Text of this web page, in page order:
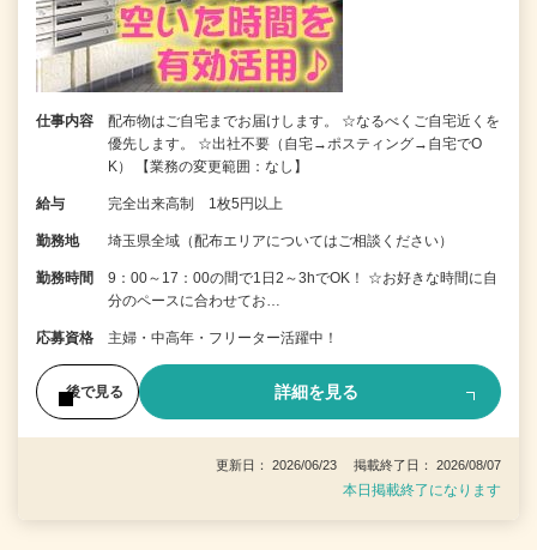
仕事内容
配布物はご自宅までお届けします。 ☆なるべくご自宅近くを
優先します。 ☆出社不要（自宅→ポスティング→自宅でO
K） 【業務の変更範囲：なし】
給与 完全出来高制 1枚5円以上
勤務地 埼玉県全域（配布エリアについてはご相談ください）
勤務時間
9：00～17：00の間で1日2～3hでOK！ ☆お好きな時間に自
分のペースに合わせてお…
応募資格 主婦・中高年・フリーター活躍中！
後で見る 詳細を見る
更新日： 2026/06/23 掲載終了日： 2026/08/07
本日掲載終了になります